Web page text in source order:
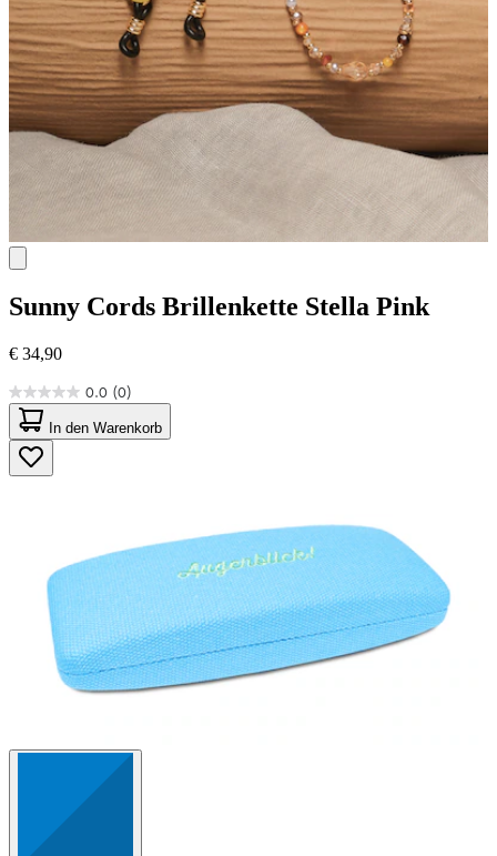
Sunny Cords Brillenkette Stella Pink
€ 34,90
0.0 (0)
0.0
von
5
Sternen.
In den Warenkorb